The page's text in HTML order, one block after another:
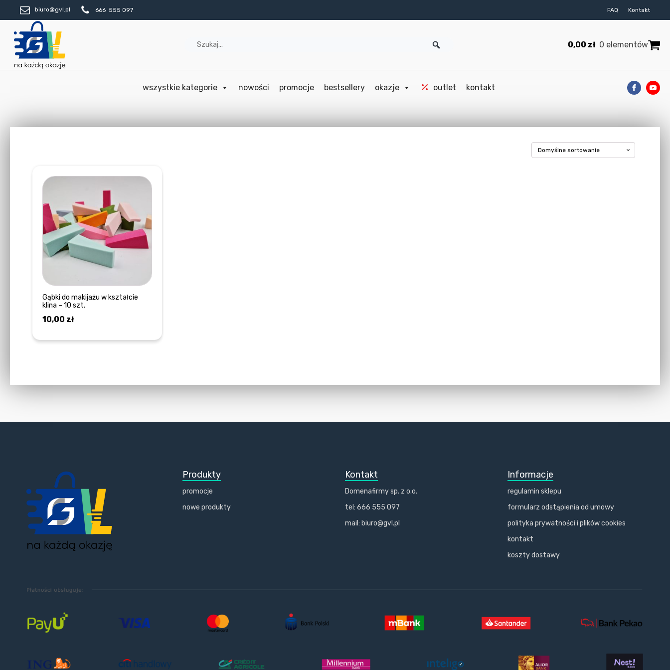
biuro@gvl.pl 666 555 097 FAQ Kontakt
0,00 zł 0 elementów
wszystkie kategorie nowości promocje bestsellery okazje outlet kontakt
Gąbki do makijażu w kształcie
klina – 10 szt.
10,00 zł
Produkty
promocje
nowe produkty
Kontakt
Domenafirmy sp. z o.o.
tel: 666 555 097
mail: biuro@gvl.pl
Informacje
regulamin sklepu
formularz odstąpienia od umowy
polityka prywatności i plików cookies
kontakt
koszty dostawy